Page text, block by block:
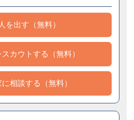
を出す（無料）
カウトする（無料）
相談する（無料）